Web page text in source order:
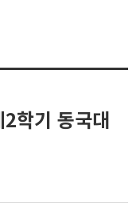
학기 동국대